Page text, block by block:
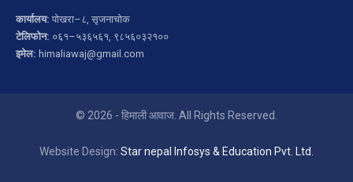
कार्यालय: पोखरा–८, सृजनाचोक
टेलिफोन: ०६१–५३६५६१, ९८५६०३२१००
इमेल: himaliawaj@gmail.com
© 2026 - हिमाली आवाज. All Rights Reserved.
Website Design: Star nepal Infosys & Education Pvt. Ltd.